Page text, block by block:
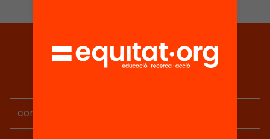
Tria equitat
Rep continguts, iniciatives i